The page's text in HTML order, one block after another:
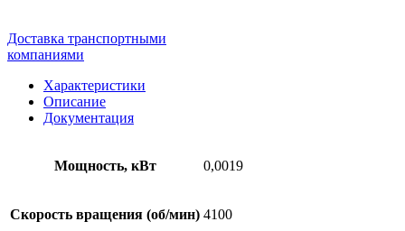
Доставка транспортными
компаниями
Характеристики
Описание
Документация
Мощность, кВт 0,0019
Скорость вращения (об/мин) 4100